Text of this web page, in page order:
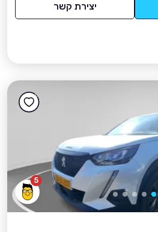
יצירת קשר
5